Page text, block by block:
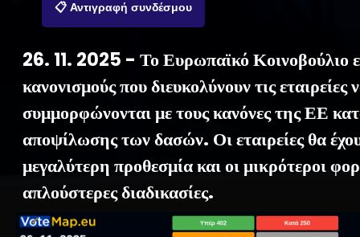
📋 Αντιγραφή συνδέσμου
26. 11. 2025 - Το Ευρωπαϊκό Κοινοβούλιο
κανονισμούς που διευκολύνουν τις εταιρείες
συμμορφώνονται με τους κανόνες της ΕΕ
αποψίλωσης των δασών. Οι εταιρείες θα
μεγαλύτερη προθεσμία και οι μικρότεροι
απλούστερες διαδικασίες.